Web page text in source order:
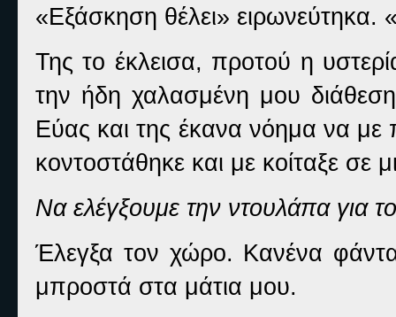
«Εξάσκηση θέλει» ειρωνεύτηκα.
Της το έκλεισα, προτού η
την ήδη χαλασμένη μου
Εύας και της έκανα νόημα να
κοντοστάθηκε και με κοίταξε
Να ελέγξουμε την ντουλάπα για
Έλεγξα τον χώρο. Κανένα
μπροστά στα μάτια μου.